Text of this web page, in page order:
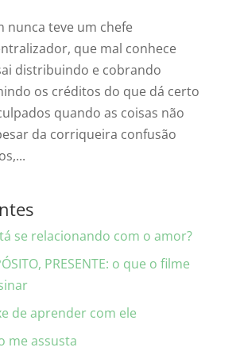
nunca teve um chefe
que mal conhece
distribuindo e cobrando
os créditos do que dá certo
quando as coisas não
da corriqueira confusão
se relacionando com o amor?
PRESENTE: o que o filme
de aprender com ele
me assusta